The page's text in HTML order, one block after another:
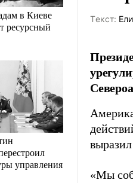
в Киеве
ресурсный
управления
Tекст:
«Мы